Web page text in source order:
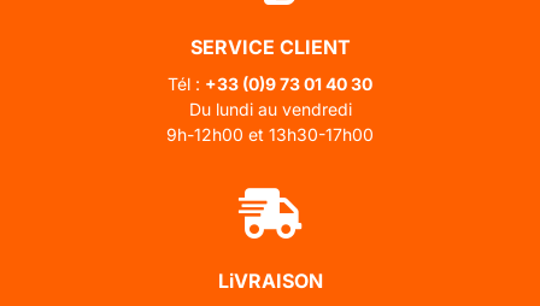
SERVICE CLIENT
Tél : +33 (0)9 73 01 40 30
Du lundi au vendredi
9h-12h00 et 13h30-17h00
LiVRAISON